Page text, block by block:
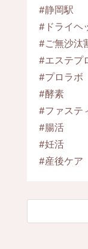
#静岡駅
#ドライヘ
#ご無沙汰
#エステプ
#プロラボ
#酵素
#ファステ
#腸活
#妊活
#産後ケア